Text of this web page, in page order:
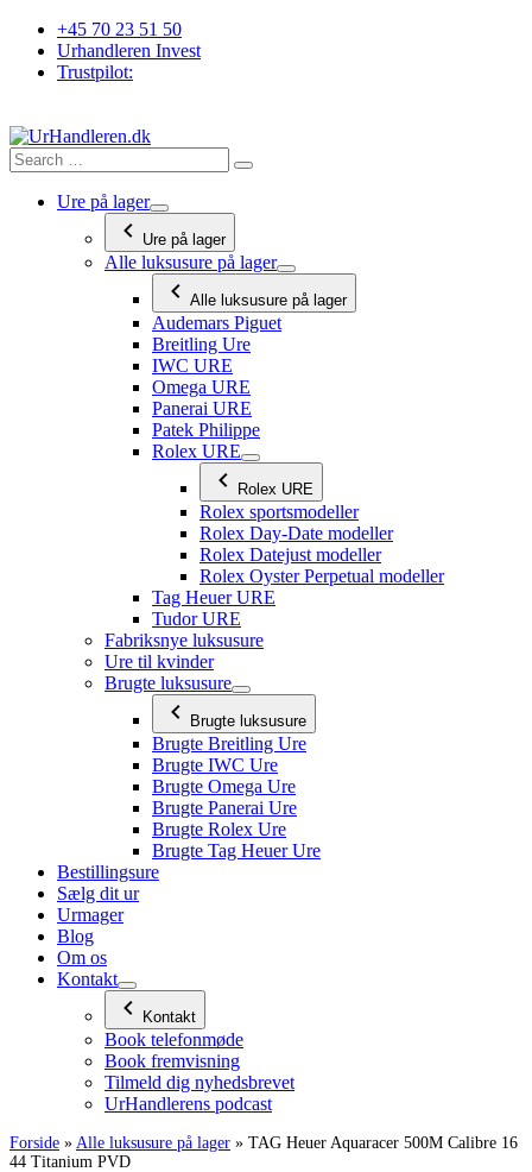
Videre
indhold
+45 70 23 51 50
Urhandleren Invest
Trustpilot:
Ure på lager
Ure på lager
Alle luksusure på lager
Alle luksusure på lager
Audemars Piguet
Breitling Ure
IWC URE
Omega URE
Panerai URE
Patek Philippe
Rolex URE
Rolex URE
Rolex sportsmodeller
Rolex Day-Date modeller
Rolex Datejust modeller
Rolex Oyster Perpetual modeller
Tag Heuer URE
Tudor URE
Fabriksnye luksusure
Ure til kvinder
Brugte luksusure
Brugte luksusure
Brugte Breitling Ure
Brugte IWC Ure
Brugte Omega Ure
Brugte Panerai Ure
Brugte Rolex Ure
Brugte Tag Heuer Ure
Bestillingsure
Sælg dit ur
Urmager
Blog
Om os
Kontakt
Kontakt
Book telefonmøde
Book fremvisning
Tilmeld dig nyhedsbrevet
UrHandlerens podcast
Forside » Alle luksusure på lager » TAG Heuer Aquaracer 500M Calibre 16
44 Titanium PVD